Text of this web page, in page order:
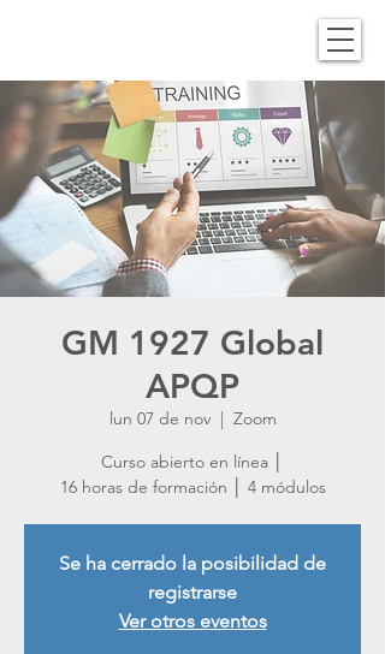
GM 1927 Global
APQP
lun 07 de nov
  |
Zoom
Curso abierto en línea │
16 horas de formación │ 4 módulos
Se ha cerrado la posibilidad de
registrarse
Ver otros eventos